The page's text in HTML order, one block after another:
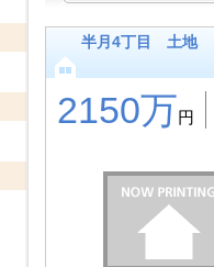
半月4丁目 土地
2150万円